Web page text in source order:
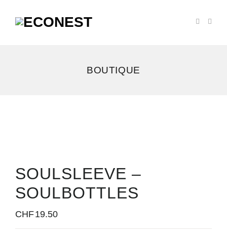
BOUTIQUE
SOULSLEEVE –
SOULBOTTLES
CHF19.50